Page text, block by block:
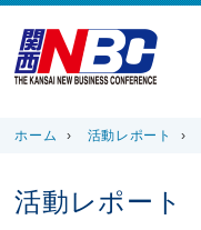
ホーム › 活動レポート ›
活動レポート